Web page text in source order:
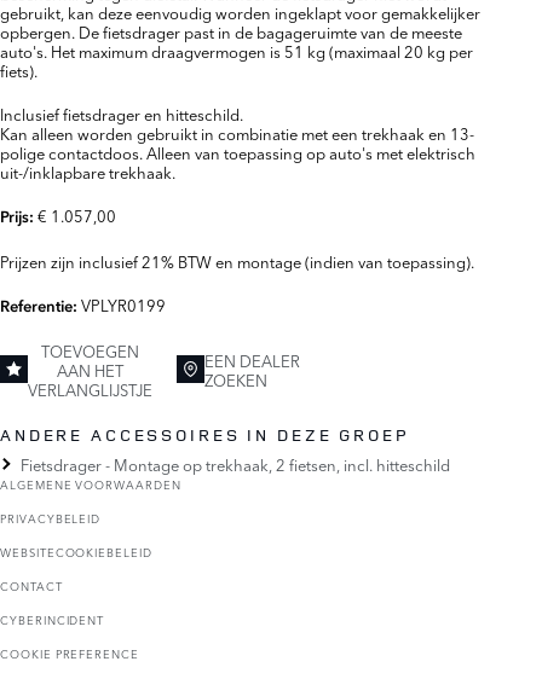
gebruikt, kan deze eenvoudig worden ingeklapt voor gemakkelijker
opbergen. De fietsdrager past in de bagageruimte van de meeste
auto's. Het maximum draagvermogen is 51 kg (maximaal 20 kg per
fiets).
Inclusief fietsdrager en hitteschild.
Kan alleen worden gebruikt in combinatie met een trekhaak en 13-
polige contactdoos. Alleen van toepassing op auto's met elektrisch
uit-/inklapbare trekhaak.
Prijs: € 1.057,00
Prijzen zijn inclusief 21% BTW en montage (indien van toepassing).
Referentie: VPLYR0199
TOEVOEGEN
AAN HET
VERLANGLIJSTJE
EEN DEALER
ZOEKEN
ANDERE ACCESSOIRES IN DEZE GROEP
Fietsdrager - Montage op trekhaak, 2 fietsen, incl. hitteschild
ALGEMENE VOORWAARDEN
PRIVACYBELEID
WEBSITECOOKIEBELEID
CONTACT
CYBERINCIDENT
COOKIE PREFERENCE